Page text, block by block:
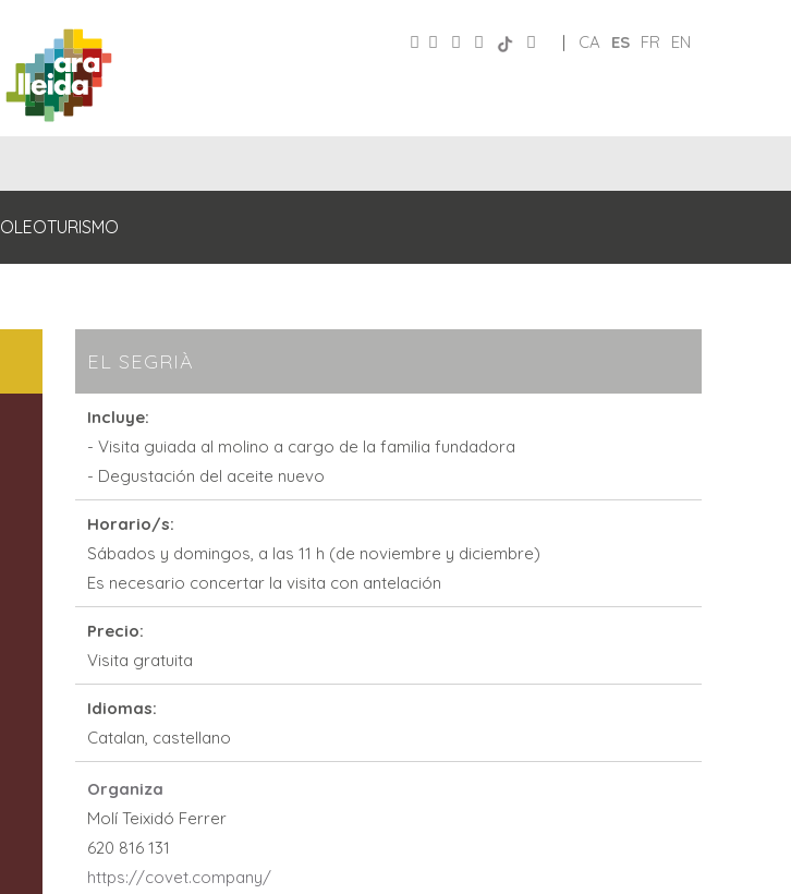
CA ES FR EN
|
AMIGOS
OLEOTURISMO
EL SEGRIÀ
Incluye:
- Visita guiada al molino a cargo de la familia fundadora
- Degustación del aceite nuevo
Horario/s:
Sábados y domingos, a las 11 h (de noviembre y diciembre)
Es necesario concertar la visita con antelación
Precio:
Visita gratuita
Idiomas:
Catalan, castellano
Organiza
Molí Teixidó Ferrer
620 816 131
https://covet.company/